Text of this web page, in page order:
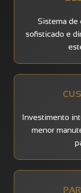
Sistema de
sofisticado e
Investimento
menor